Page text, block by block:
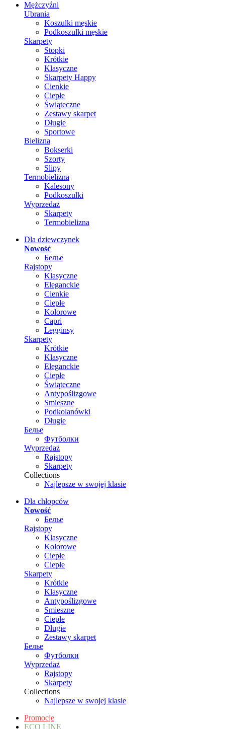
Mężczyźni
Ubrania
Koszulki męskie
Podkoszulki męskie
Skarpety
Stopki
Krótkie
Klasyczne
Skarpety Happy
Cienkie
Ciepłe
Świąteczne
Zestawy skarpet
Długie
Sportowe
Bielizna
Bokserki
Szorty
Slipy
Termobielizna
Kalesony
Podkoszulki
Wyprzedaż
Skarpety
Termobielizna
Dla dziewczynek
Nowość
Белье
Rajstopy
Klasyczne
Eleganckie
Cienkie
Ciepłe
Kolorowe
Capri
Legginsy
Skarpety
Krótkie
Klasyczne
Eleganckie
Ciepłe
Świąteczne
Antypoślizgowe
Smieszne
Podkolanówki
Długie
Белье
Футболки
Wyprzedaż
Rajstopy
Skarpety
Collections
Najlepsze w swojej klasie
Dla chłopców
Nowość
Белье
Rajstopy
Klasyczne
Kolorowe
Ciepłe
Ciepłe
Skarpety
Krótkie
Klasyczne
Antypoślizgowe
Smieszne
Ciepłe
Długie
Zestawy skarpet
Белье
Футболки
Wyprzedaż
Rajstopy
Skarpety
Collections
Najlepsze w swojej klasie
Promocje
ECO LINE